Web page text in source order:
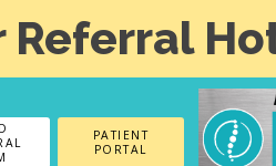
Referral
PATIENT
PORTAL